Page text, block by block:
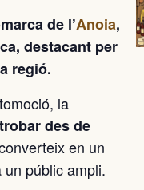
de l’Anoia,
destacant per
regió.
la
des de
en un
públic ampli.